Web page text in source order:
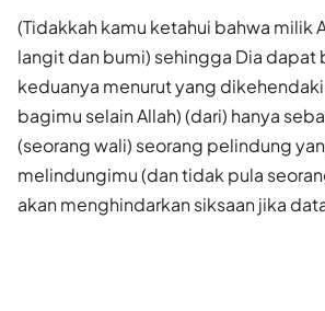
(Tidakkah kamu ketahui bahwa milik
langit dan bumi) sehingga Dia dapat
keduanya menurut yang
bagimu selain Allah) (dari) hanya
(seorang wali) seorang pelindung
melindungimu (dan tidak pula
akan menghindarkan siksaan jika